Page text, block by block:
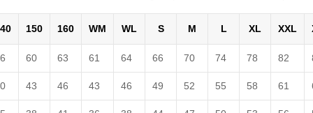
150 160 WM WL S M L XL XXL
60 63 61 64 66 70 74 78 82
43 46 43 46 49 52 55 58 61